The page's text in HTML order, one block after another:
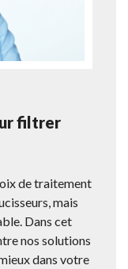
filtrer
de traitement
mais
Dans cet
nos solutions
dans votre